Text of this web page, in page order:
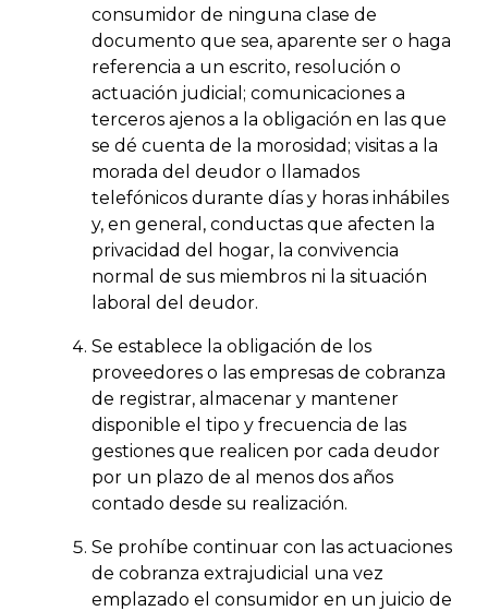
consumidor de ninguna clase de
documento que sea, aparente ser o haga
referencia a un escrito, resolución o
actuación judicial; comunicaciones a
terceros ajenos a la obligación en las que
se dé cuenta de la morosidad; visitas a la
morada del deudor o llamados
telefónicos durante días y horas inhábiles
y, en general, conductas que afecten la
privacidad del hogar, la convivencia
normal de sus miembros ni la situación
laboral del deudor.
Se establece la obligación de los
proveedores o las empresas de cobranza
de registrar, almacenar y mantener
disponible el tipo y frecuencia de las
gestiones que realicen por cada deudor
por un plazo de al menos dos años
contado desde su realización.
Se prohíbe continuar con las actuaciones
de cobranza extrajudicial una vez
emplazado el consumidor en un juicio de